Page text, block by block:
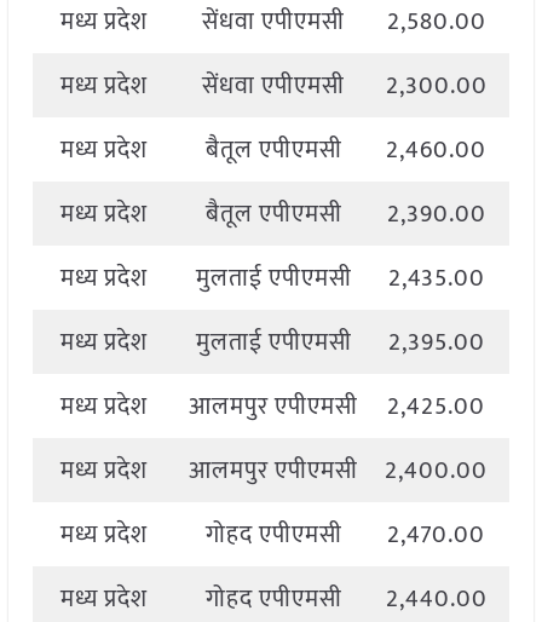
मध्य प्रदेश
सेंधवा एपीएमसी 2,580.00
मध्य प्रदेश
सेंधवा एपीएमसी 2,300.00
मध्य प्रदेश
बैतूल एपीएमसी 2,460.00
मध्य प्रदेश
बैतूल एपीएमसी 2,390.00
मध्य प्रदेश
मुलताई एपीएमसी 2,435.00
मध्य प्रदेश
मुलताई एपीएमसी 2,395.00
मध्य प्रदेश
आलमपुर एपीएमसी 2,425.00
मध्य प्रदेश
आलमपुर एपीएमसी 2,400.00
मध्य प्रदेश
गोहद एपीएमसी 2,470.00
मध्य प्रदेश
गोहद एपीएमसी 2,440.00